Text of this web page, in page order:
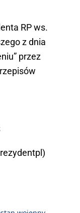
RP ws.
z dnia
przez